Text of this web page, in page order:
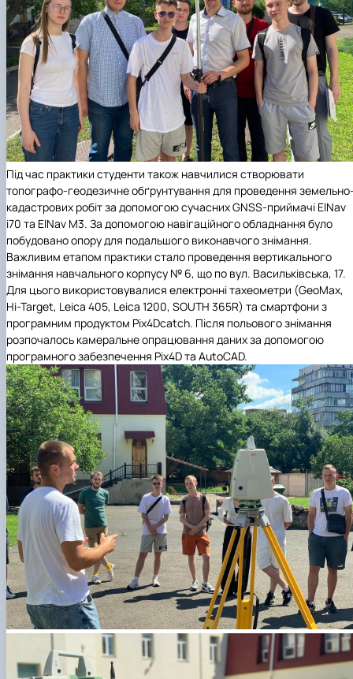
Під час практики студенти також навчилися створювати
топографо-геодезичне обґрунтування для проведення
кадастрових робіт за допомогою сучасних GNSS-приймачі ElNav
і70 та ElNav М3. За допомогою навігаційного обладнання було
побудовано опору для подальшого виконавчого знімання.
Важливим етапом практики стало проведення вертикального
знімання навчального корпусу № 6, що по вул. Васильківська, 17.
Для цього використовувалися електронні тахеометри (GeoMax,
Hi-Target, Leica 405, Leica 1200, SOUTH 365R) та смартфони з
програмним продуктом Pix4Dcatch. Після польового знімання
розпочалось камеральне опрацювання даних за допомогою
програмного забезпечення Pix4D та AutoCAD.